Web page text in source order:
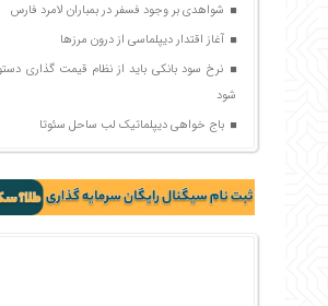
شواهدی بر وجود فسفر در بمباران لامرد فارس
آغاز اقتدار دیپلماسی از درون مرزها
نرخ سود بانکی باید از نظام قیمت گذاری
شود
باج خواهی دیپلماتیک لب ساحل سئوتا